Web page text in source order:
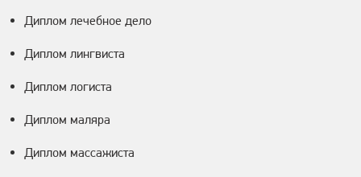
Диплом лечебное дело
Диплом лингвиста
Диплом логиста
Диплом маляра
Диплом массажиста